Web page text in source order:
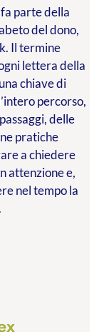
parte della
del dono,
Il termine
lettera della
chiave di
percorso,
delle
pratiche
a chiedere
attenzione e,
nel tempo la